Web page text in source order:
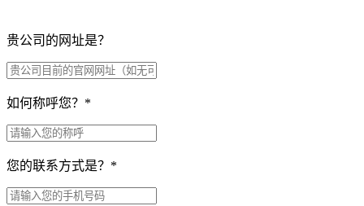
贵公司的网址是？
如何称呼您？ *
您的联系方式是？ *